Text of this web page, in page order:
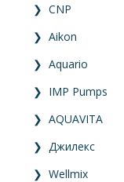
❯ CNP
❯ Aikon
❯ Aquario
❯ IMP Pumps
❯ AQUAVITA
❯ Джилекс
❯ Wellmix